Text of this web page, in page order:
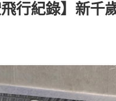
飛行紀錄】新